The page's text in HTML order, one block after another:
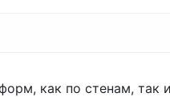
как по стенам, так